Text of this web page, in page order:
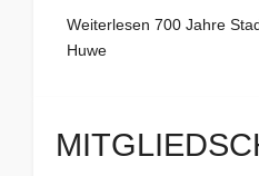
Weiterlesen 700 Jahre
Huwe